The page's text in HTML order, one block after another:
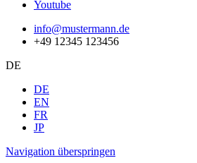
Youtube
info@mustermann.de
+49 12345 123456
DE
DE
EN
FR
JP
Navigation überspringen